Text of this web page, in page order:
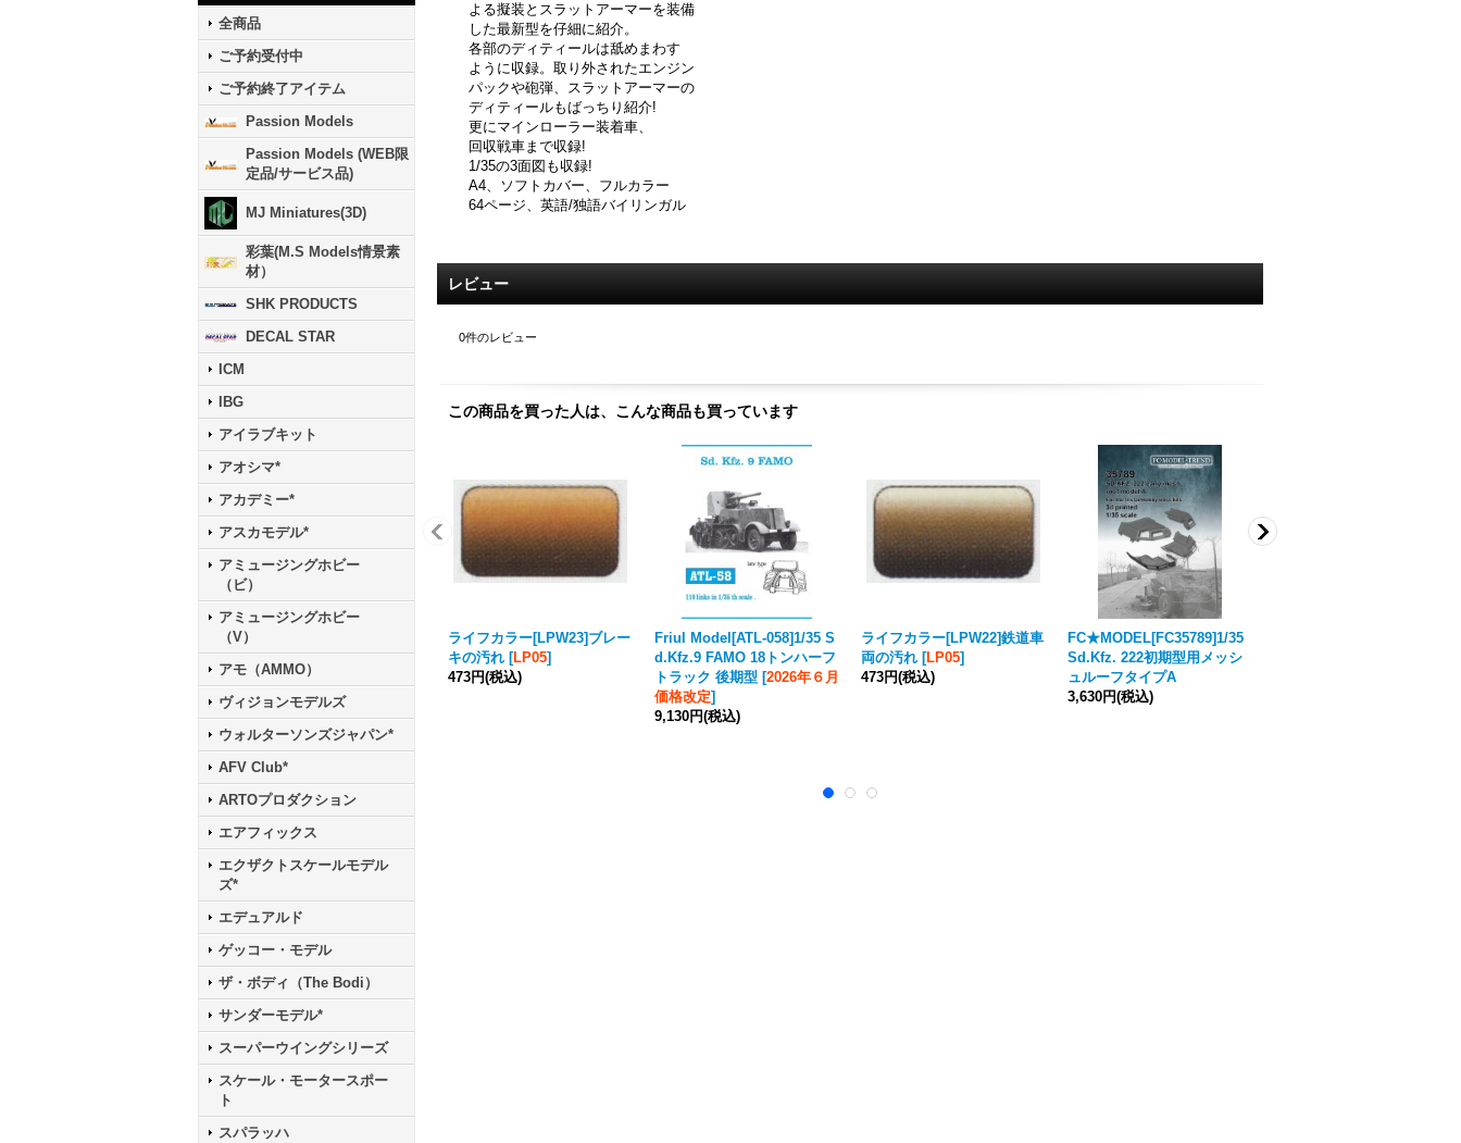
全商品
ご予約受付中
ご予約終了アイテム
Passion Models
Passion Models (WEB限
定品/サービス品)
MJ Miniatures(3D)
彩葉(M.S Models情景素
材）
SHK PRODUCTS
DECAL STAR
ICM
IBG
アイラブキット
アオシマ*
アカデミー*
アスカモデル*
アミュージングホビー
（ビ）
アミュージングホビー
（V）
アモ（AMMO）
ヴィジョンモデルズ
ウォルターソンズジャパン*
AFV Club*
ARTOプロダクション
エアフィックス
エクザクトスケールモデル
ズ*
エデュアルド
ゲッコー・モデル
ザ・ボディ（The Bodi）
サンダーモデル*
スーパーウイングシリーズ
スケール・モータースポー
ト
スパラッハ
よる擬装とスラットアーマーを装備
した最新型を仔細に紹介。
各部のディティールは舐めまわす
ように収録。取り外されたエンジン
パックや砲弾、スラットアーマーの
ディティールもばっちり紹介!
更にマインローラー装着車、
回収戦車まで収録!
1/35の3面図も収録!
A4、ソフトカバー、フルカラー
64ページ、英語/独語バイリンガル
レビュー
0件のレビュー
この商品を買った人は、こんな商品も買っています
ライフカラー[LPW23]ブレー
キの汚れ [LP05]
473円(税込)
Friul Model[ATL-058]1/35 S
d.Kfz.9 FAMO 18トンハーフ
トラック 後期型 [2026年６月
価格改定]
9,130円(税込)
ライフカラー[LPW22]鉄道車
両の汚れ [LP05]
473円(税込)
FC★MODEL[FC35789]1/35
Sd.Kfz. 222初期型用メッシ
ュルーフタイプA
3,630円(税込)